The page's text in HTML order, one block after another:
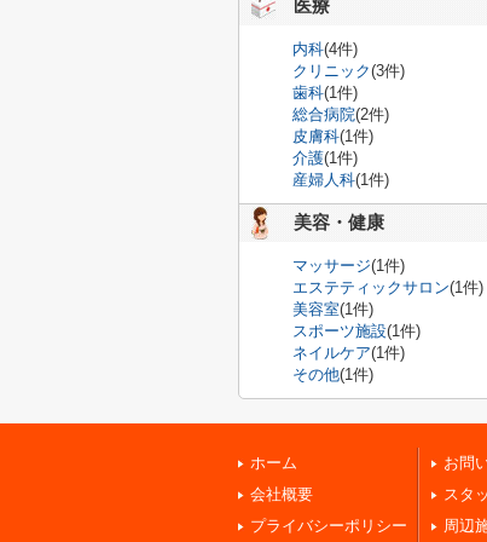
医療
内科(4件)
クリニック(3件)
歯科(1件)
総合病院(2件)
皮膚科(1件)
介護(1件)
産婦人科(1件)
美容・健康
マッサージ(1件)
エステティックサロン(1件)
美容室(1件)
スポーツ施設(1件)
ネイルケア(1件)
その他(1件)
ホーム
会社概要
プライバシーポリシー
お問
スタ
周辺